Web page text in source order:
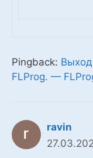
Pingback:
FLProg. —
ravin